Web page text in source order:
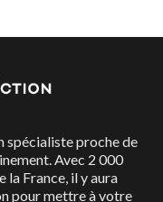
spécialiste proche de
Avec 2 000
la France, il y aura
pour mettre à votre